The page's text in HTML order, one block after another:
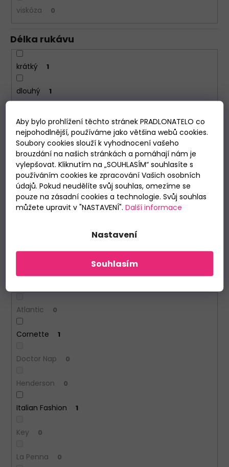
Aby bylo prohlížení těchto stránek PRADLONATELO co
nejpohodlnější, používáme jako většina webů cookies.
Soubory cookies slouží k vyhodnocení vašeho
brouzdání na našich stránkách a pomáhají nám je
vylepšovat. Kliknutím na „SOUHLASÍM“ souhlasíte s
používáním cookies ke zpracování Vašich osobních
údajů. Pokud neudělíte svůj souhlas, omezíme se
pouze na zásadní cookies a technologie. Svůj souhlas
můžete upravit v "NASTAVENÍ". Další informace
Nastavení
Souhlasím
viskóza 0
Délka rukávu
krátký 1
dlouhý 1
Délka nohavic
krátké 1
dlouhé 1
Období
Zimní 0
Atlantic 0
Cornette 1
Doctor Nap 0
Henderson 0
Italian Fashion 1
Key 0
La Penna 0